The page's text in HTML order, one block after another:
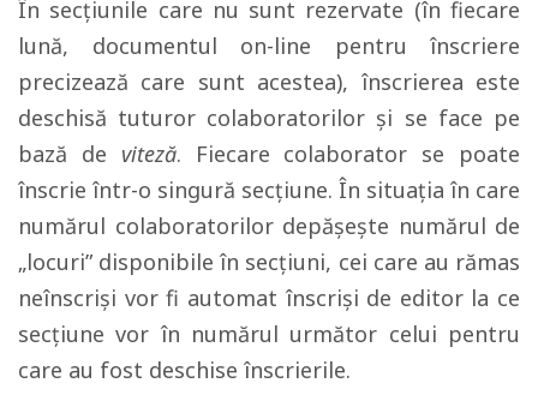
În secțiunile care nu sunt rezervate (în fiecare
lună, documentul on-line pentru înscriere
precizează care sunt acestea), înscrierea este
deschisă tuturor colaboratorilor și se face pe
bază de viteză. Fiecare colaborator se poate
înscrie într-o singură secțiune. În situația în care
numărul colaboratorilor depășește numărul de
„locuri” disponibile în secțiuni, cei care au rămas
neînscriși vor fi automat înscriși de editor la ce
secțiune vor în numărul următor celui pentru
care au fost deschise înscrierile.